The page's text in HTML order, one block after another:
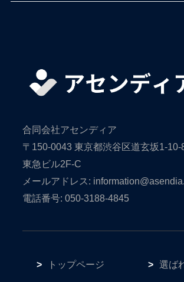
合同会社アセンディア
〒150-0043 東京都渋谷区道玄坂1-10-
東急ビル2F-C
メールアドレス:
電話番号: 050-3188-4845
トップページ 選ば